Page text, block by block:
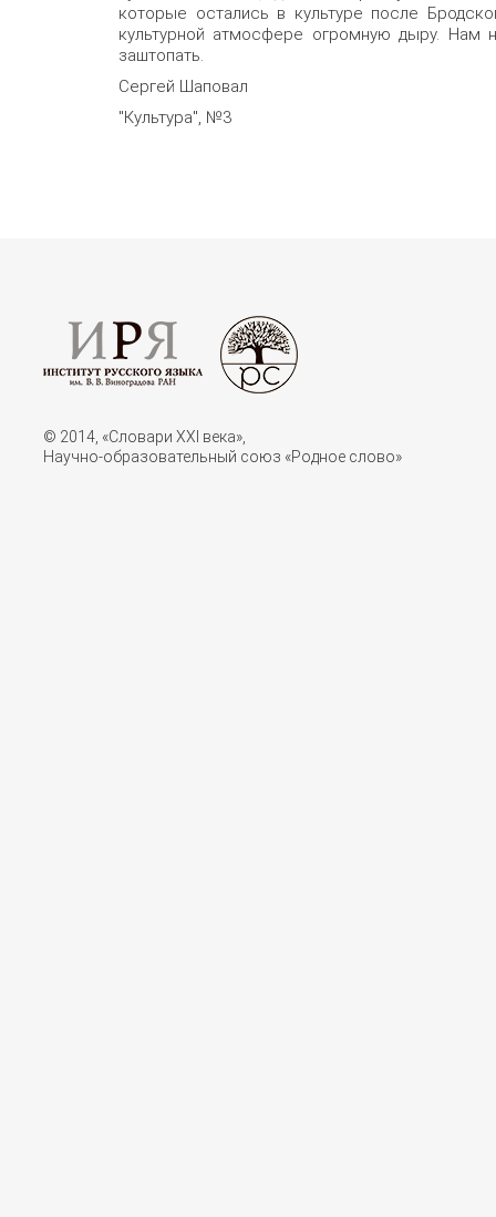
которые остались в культуре после
культурной атмосфере огромную дыру. Нам
заштопать.
Сергей Шаповал
"Культура", №3
© 2014, «Словари XXI векa»,
Научно-образовательный союз «Родное слово»